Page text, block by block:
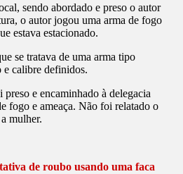
sendo abordado e preso o autor
o autor jogou uma arma de fogo
estava estacionado.
se tratava de uma arma tipo
e calibre definidos.
e encaminhado à delegacia
fogo e ameaça. Não foi relatado o
mulher.
de roubo usando uma faca